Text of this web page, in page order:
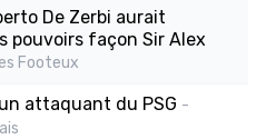
De Zerbi aurait
pouvoirs façon Sir Alex
Footeux
attaquant du PSG -